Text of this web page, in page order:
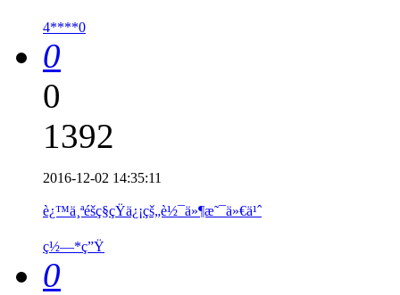
4****0
0
0
1392
2016-12-02 14:35:11
è¿™ä¸ªéšç§çŸ­ä¿¡çš„è½¯ä»¶æ˜¯ä»€ä¹ˆ
ç½—*ç”Ÿ
0